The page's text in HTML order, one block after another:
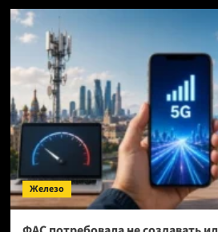
В
новый
способ
мошенничества
—
ему
почему-
то
верят
Железо